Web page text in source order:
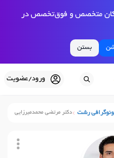
متخصص و فوق‌تخصص در
بستن
ورود/عضویت
رشت دکتر مرتضی محمدمیرزایی